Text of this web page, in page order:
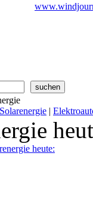
Solarenergie |
heute: